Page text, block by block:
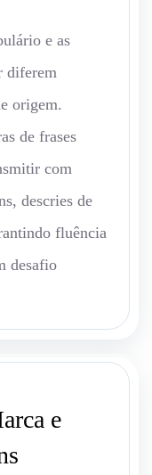
e as
diferem
origem.
de frases
com
descries de
fluência
desafio
e